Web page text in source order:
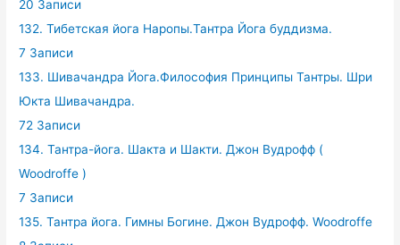
20 Записи
132. Тибетская йога Наропы.Тантра Йога буддизма.
7 Записи
133. Шивачандра Йога.Философия Принципы Тантры. Шри
Юкта Шивачандра.
72 Записи
134. Тантра-йога. Шакта и Шакти. Джон Вудрофф (
Woodroffe )
7 Записи
135. Тантра йога. Гимны Богине. Джон Вудрофф. Woodroffe